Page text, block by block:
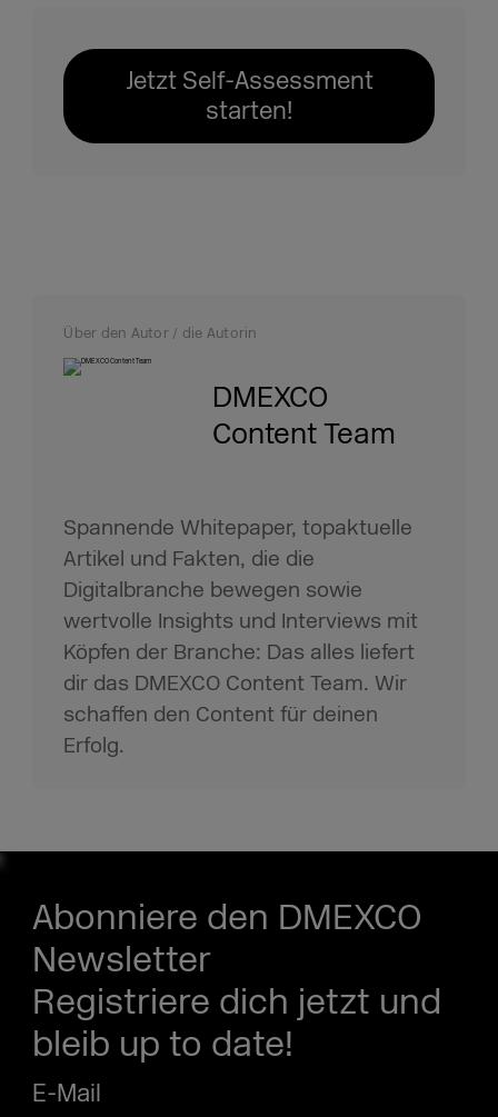
Jetzt Self-Assessment
starten!
Über den Autor / die Autorin
DMEXCO
Content Team
Spannende Whitepaper, topaktuelle
Artikel und Fakten, die die
Digitalbranche bewegen sowie
wertvolle Insights und Interviews mit
Köpfen der Branche: Das alles liefert
dir das DMEXCO Content Team. Wir
schaffen den Content für deinen
Erfolg.
Abonniere den DMEXCO
Newsletter
Registriere dich jetzt und
bleib up to date!
E-Mail